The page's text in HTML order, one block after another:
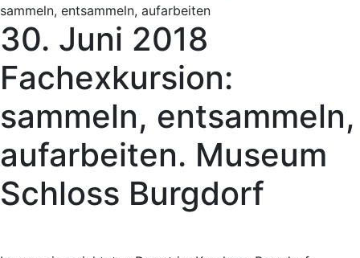
sammeln, entsammeln, aufarbeiten
30. Juni 2018
Fachexkursion:
sammeln, entsammeln,
aufarbeiten. Museum
Schloss Burgdorf